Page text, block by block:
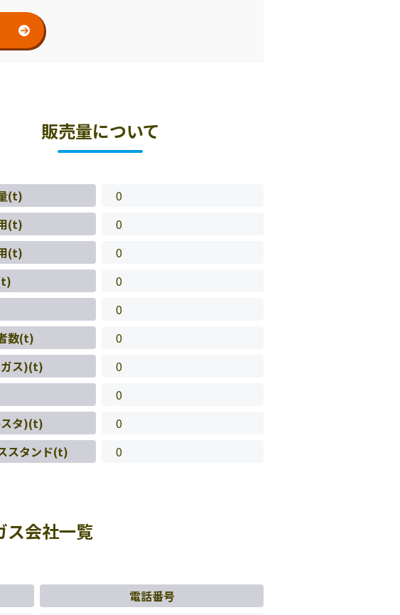
販売量について
(t)
0
(t)
0
(t)
0
0
0
数(t)
0
ス)(t)
0
0
タ)(t)
0
スタンド(t)
0
ス会社一覧
電話番号